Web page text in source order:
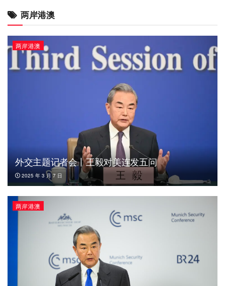
两岸港澳
两岸港澳
外交主题记者会丨王毅对美连发五问
2025 年 3 月 7 日
两岸港澳